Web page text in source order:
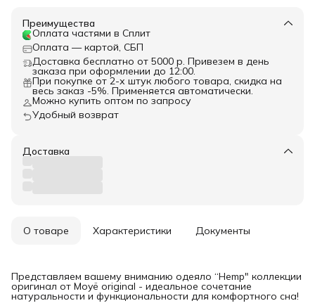
Преимущества
Оплата частями в Сплит
Оплата — картой, СБП
Доставка бесплатно от 5000 р. Привезем в день
заказа при оформлении до 12:00.
При покупке от 2-х штук любого товара, скидка на
весь заказ -5%. Применяется автоматически.
Можно купить оптом по запросу
Удобный возврат
Доставка
О товаре Характеристики Документы
Представляем вашему вниманию одеяло “Hemp" коллекции
оригинал от Moyё original - идеальное сочетание
натуральности и функциональности для комфортного сна!